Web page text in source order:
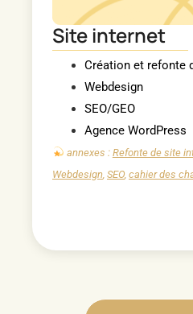
Site internet
Création et refonte
Webdesign
SEO/GEO
Agence WordPress
annexes : Refonte de site
Webdesign SEO cahier des